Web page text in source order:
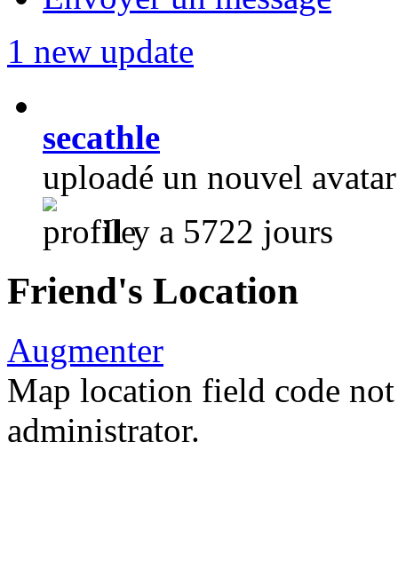
1 new update
secathle
uploadé un nouvel avatar
Il y a 5722 jours
Friend's Location
Augmenter
Map location field code
administrator.